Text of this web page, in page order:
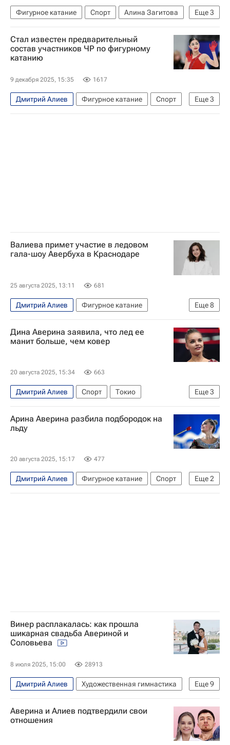
Елизавета Пасечник
Дарио Чиризано
Виктория Синицина
Никита Кацалапов
Софья Самодурова
Софья Муравьева
Алена Косторная
Георгий Куница
Евгений Семененко
Елизавета Туктамышева
Авторы РИА Новости Спорт
Еще3
Фигурное катание Спорт
Алина Загитова
Камила Валиева
Пётр Гуменник
Стал известен предварительный
состав участников ЧР по фигурному
катанию
9 декабря 2025, 15:35 1617
Еще3
Дмитрий Алиев Фигурное катание
Спорт
Пётр Гуменник
Валиева примет участие в ледовом
гала-шоу Авербуха в Краснодаре
25 августа 2025, 13:11 681
Еще8
Дмитрий Алиев
Фигурное катание
Краснодар
Пекин
Россия
Илья Авербух
Дмитрий Соловьёв
Спорт
Дина Аверина заявила, что лед ее
манит больше, чем ковер
20 августа 2025, 15:34 663
Еще3
Дмитрий Алиев Спорт
Токио
Дмитрий Соловьёв
Дина Аверина
Художественная гимнастика
Арина Аверина разбила подбородок на
льду
20 августа 2025, 15:17 477
Еще2
Дмитрий Алиев Фигурное катание
Спорт
Арина Аверина
Художественная гимнастика
Винер расплакалась: как прошла
шикарная свадьба Авериной и
Соловьева
8 июля 2025, 15:00 28913
Еще9
Дмитрий Алиев
Художественная гимнастика
Дмитрий Соловьёв
Павел Мамаев
Александр Легков
Дина Аверина
Аверина и Алиев подтвердили свои
отношения